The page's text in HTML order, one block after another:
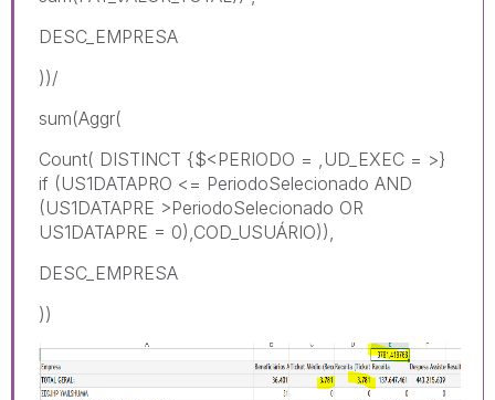
DESC_EMPRESA
))/
sum(Aggr(
Count( DISTINCT {$<PERIODO = ,UD_EXEC = >}
if (US1DATAPRO <= PeriodoSelecionado AND
(US1DATAPRE >PeriodoSelecionado OR
US1DATAPRE = 0),COD_USUÁRIO)),
DESC_EMPRESA
))